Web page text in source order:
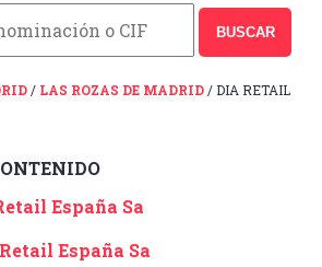
BUSCAR
/ LAS ROZAS DE MADRID/ DIA RETAIL
España Sa
España Sa